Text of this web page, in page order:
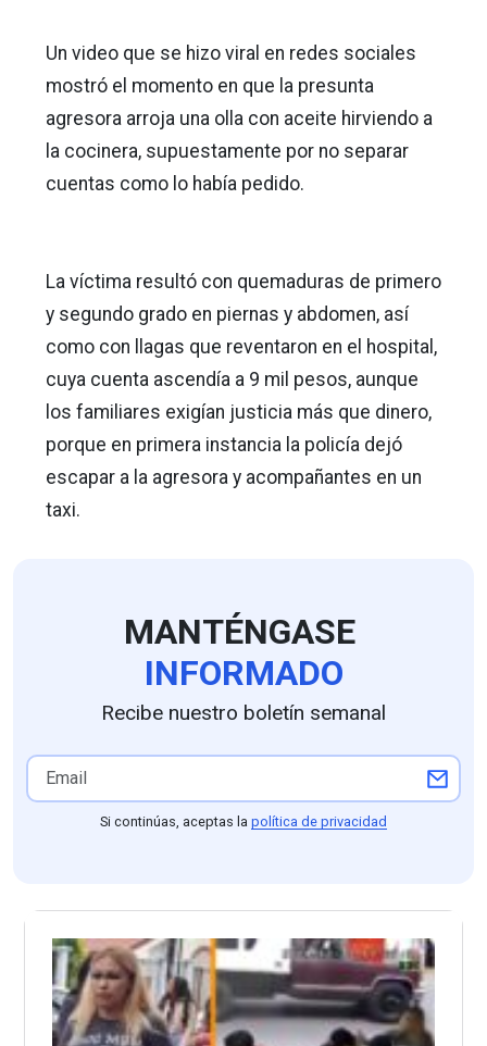
Un video que se hizo viral en redes sociales
mostró el momento en que la presunta
agresora arroja una olla con aceite hirviendo a
la cocinera, supuestamente por no separar
cuentas como lo había pedido.
La víctima resultó con quemaduras de primero
y segundo grado en piernas y abdomen, así
como con llagas que reventaron en el hospital,
cuya cuenta ascendía a 9 mil pesos, aunque
los familiares exigían justicia más que dinero,
porque en primera instancia la policía dejó
escapar a la agresora y acompañantes en un
taxi.
MANTÉNGASE
INFORMADO
Recibe nuestro boletín semanal
Si continúas, aceptas la política de privacidad